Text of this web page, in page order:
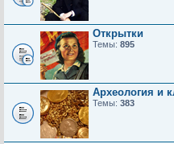
Открытки
Темы: 895
Археология и
Темы: 383